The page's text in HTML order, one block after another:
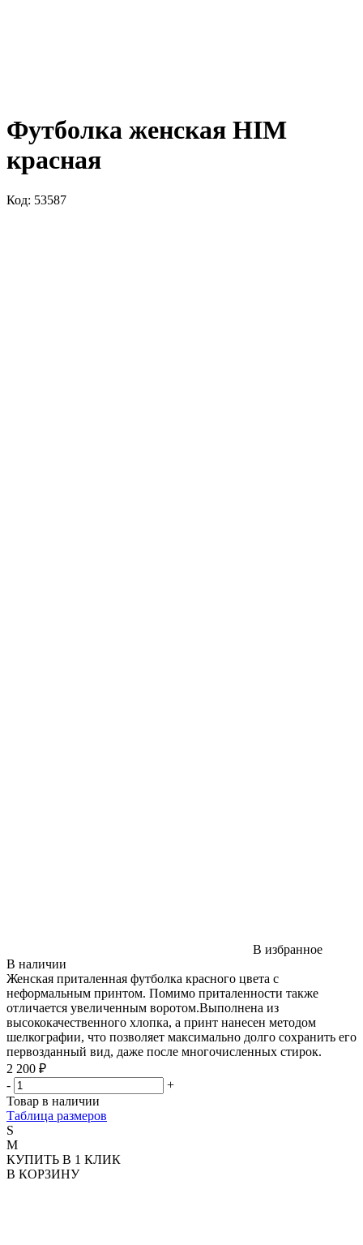
Футболка женская HIM
красная
Код: 53587
В избранное
В наличии
Женская приталенная футболка красного цвета с
неформальным принтом. Помимо приталенности также
отличается увеличенным воротом.Выполнена из
высококачественного хлопка, а принт нанесен методом
шелкографии, что позволяет максимально долго сохранить его
первозданный вид, даже после многочисленных стирок.
2 200 ₽
-
+
Товар в наличии
Таблица размеров
S
M
КУПИТЬ В 1 КЛИК
В КОРЗИНУ